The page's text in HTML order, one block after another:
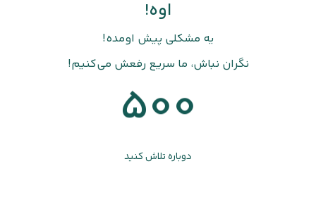
اوه!
یه مشکلی پیش اومده!
نگران نباش، ما سریع رفعش می‌کنیم!
500
دوباره تلاش کنید